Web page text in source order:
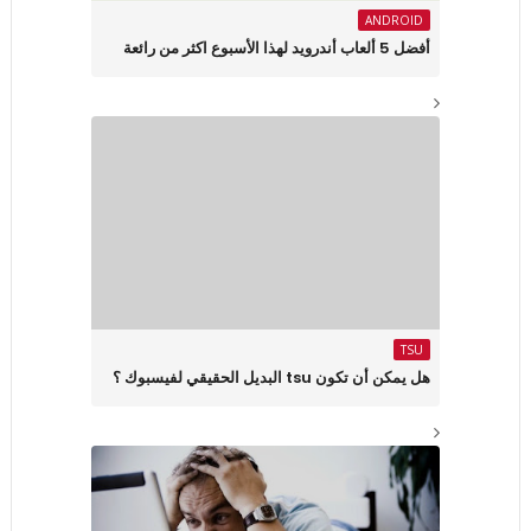
ANDROID
أفضل 5 ألعاب أندرويد لهذا الأسبوع اكثر من رائعة
TSU
هل يمكن أن تكون tsu البديل الحقيقي لفيسبوك ؟